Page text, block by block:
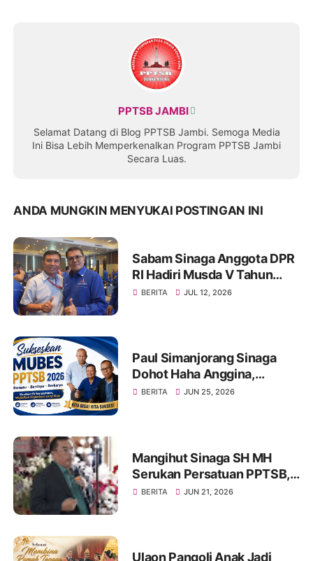
PPTSB JAMBI
Selamat Datang di Blog PPTSB Jambi. Semoga Media
Ini Bisa Lebih Memperkenalkan Program PPTSB Jambi
Secara Luas.
ANDA MUNGKIN MENYUKAI POSTINGAN INI
Sabam Sinaga Anggota DPR
RI Hadiri Musda V Tahun
2026 DPD Partai Demokrat
BERITA JUL 12, 2026
Paul Simanjorang Sinaga
Dohot Haha Anggina,
Singgah di Warung Makan
BERITA JUN 25, 2026
Mangihut Sinaga SH MH
Serukan Persatuan PPTSB,
Tetap Bersatu Dan Kuat
BERITA JUN 21, 2026
Ulaon Pangoli Anak Jadi